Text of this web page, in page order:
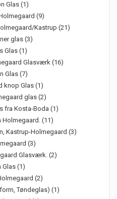
Glas (1)
(9)
Kastrup (21)
glas (3)
Glas (1)
Glasværk (16)
Glas (7)
knop Glas (1)
glas (2)
fra Kosta-Boda (1)
Holmegaard. (11)
Kastrup-Holmegaard (3)
(3)
Glasværk. (2)
Glas (1)
(2)
Tøndeglas) (1)